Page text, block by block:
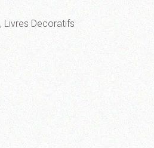
, Livres Decoratifs